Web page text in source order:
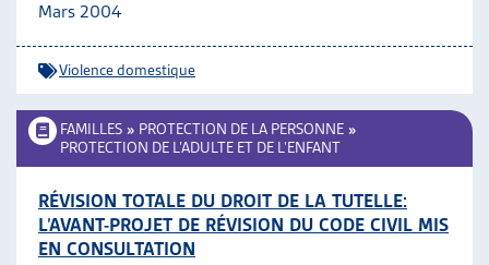
Mars 2004
Violence domestique
FAMILLES » PROTECTION DE LA PERSONNE »
PROTECTION DE L’ADULTE ET DE L’ENFANT
RÉVISION TOTALE DU DROIT DE LA TUTELLE:
L’AVANT-PROJET DE RÉVISION DU CODE CIVIL MIS
EN CONSULTATION